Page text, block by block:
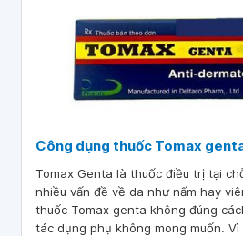
Công dụng thuốc Tomax
Tomax Genta là thuốc điều trị tại
nhiều vấn đề về da như nấm hay
thuốc Tomax genta không đúng
tác dụng phụ không mong muốn. Vì